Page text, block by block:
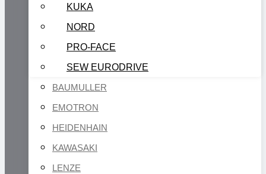
KUKA
NORD
PRO-FACE
SEW EURODRIVE
BAUMULLER
EMOTRON
HEIDENHAIN
KAWASAKI
LENZE